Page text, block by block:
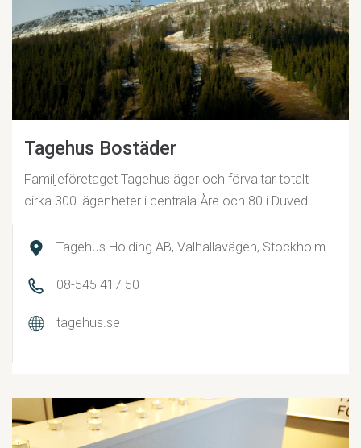
Tagehus Bostäder
Familjeföretaget Tagehus äger och förvaltar totalt
cirka 300 lägenheter i centrala Åre och 80 i Duved.
Tagehus Holding AB, Valhallavägen, Stockholm
08-545 417 50
tagehus.se